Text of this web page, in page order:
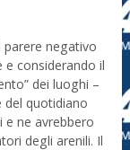
negativo
considerando il
dei luoghi –
quotidiano
ne avrebbero
degli arenili. Il